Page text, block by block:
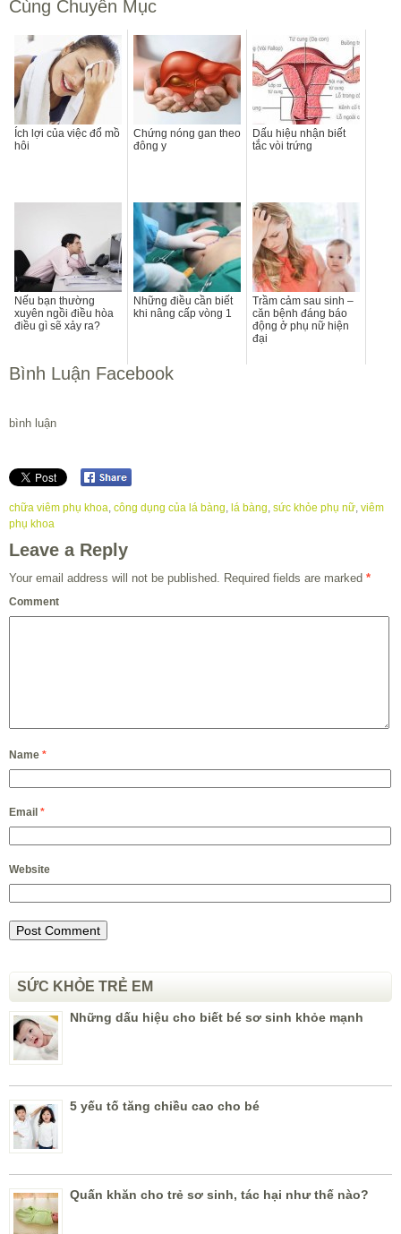
Cùng Chuyên Mục
Ích lợi của việc đổ mồ
hôi
Chứng nóng gan theo
đông y
Dấu hiệu nhận biết
tắc vòi trứng
Nếu bạn thường
xuyên ngồi điều hòa
điều gì sẽ xảy ra?
Những điều cần biết
khi nâng cấp vòng 1
Trầm cảm sau sinh –
căn bệnh đáng báo
động ở phụ nữ hiện
đại
Bình Luận Facebook
bình luận
chữa viêm phụ khoa, công dụng của lá bàng, lá bàng, sức khỏe phụ nữ, viêm
phụ khoa
Leave a Reply
Your email address will not be published. Required fields are marked *
Comment
Name *
Email *
Website
SỨC KHỎE TRẺ EM
Những dấu hiệu cho biết bé sơ sinh khỏe mạnh
5 yếu tố tăng chiều cao cho bé
Quấn khăn cho trẻ sơ sinh, tác hại như thế nào?